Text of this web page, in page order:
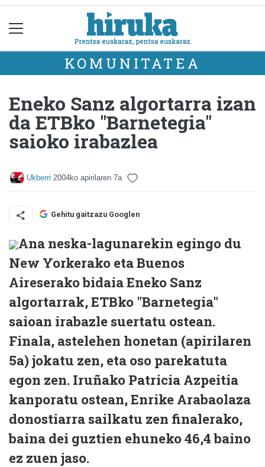
KOMUNITATEA
Eneko Sanz algortarra izan
da ETBko "Barnetegia"
saioko irabazlea
Ukberri 2004ko apirilaren 7a
Gehitu gaitzazu Googlen
Ana neska-lagunarekin egingo du
New Yorkerako eta Buenos
Aireserako bidaia Eneko Sanz
algortarrak, ETBko "Barnetegia"
saioan irabazle suertatu ostean.
Finala, astelehen honetan (apirilaren
5a) jokatu zen, eta oso parekatuta
egon zen. Iruñako Patricia Azpeitia
kanporatu ostean, Enrike Arabaolaza
donostiarra sailkatu zen finalerako,
baina dei guztien ehuneko 46,4 baino
ez zuen jaso.